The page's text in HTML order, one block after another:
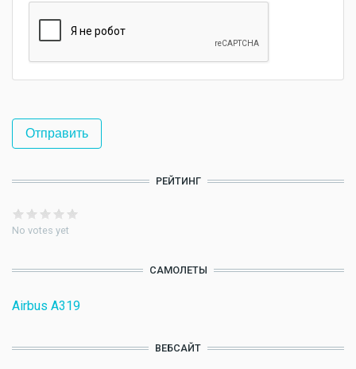
РЕЙТИНГ
No votes yet
САМОЛЕТЫ
Airbus A319
ВЕБСАЙТ